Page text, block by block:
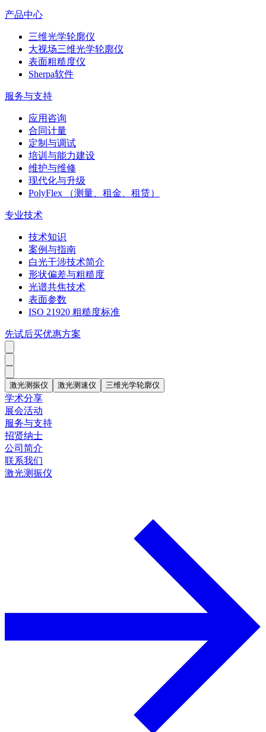
产品中心
三维光学轮廓仪
大视场三维光学轮廓仪
表面粗糙度仪
Sherpa软件
服务与支持
应用咨询
合同计量
定制与调试
培训与能力建设
维护与维修
现代化与升级
PolyFlex （测量、租金、租赁）
专业技术
技术知识
案例与指南
白光干涉技术简介
形状偏差与粗糙度
光谱共焦技术
表面参数
ISO 21920 粗糙度标准
先试后买优惠方案
激光测振仪 激光测速仪 三维光学轮廓仪
学术分享
展会活动
服务与支持
招贤纳士
公司简介
联系我们
激光测振仪